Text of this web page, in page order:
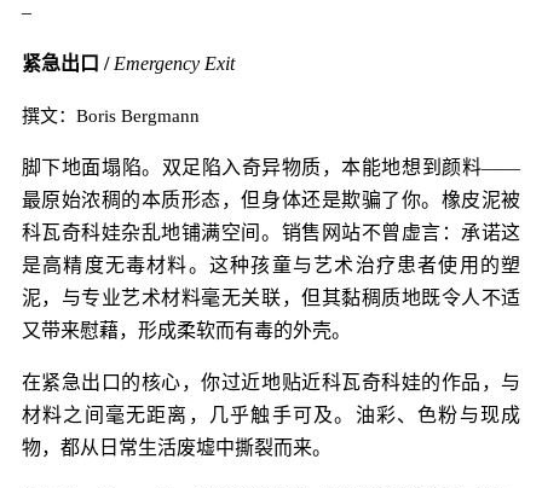
–
紧急出口 /Emergency Exit
撰文：Boris Bergmann
脚下地面塌陷。双足陷入奇异物质，本能地想到颜料——
最原始浓稠的本质形态，但身体还是欺骗了你。橡皮泥被
科瓦奇科娃杂乱地铺满空间。销售网站不曾虚言：承诺这
是高精度无毒材料。这种孩童与艺术治疗患者使用的塑
泥，与专业艺术材料毫无关联，但其黏稠质地既令人不适
又带来慰藉，形成柔软而有毒的外壳。
在紧急出口的核心，你过近地贴近科瓦奇科娃的作品，与
材料之间毫无距离，几乎触手可及。油彩、色粉与现成
物，都从日常生活废墟中撕裂而来。